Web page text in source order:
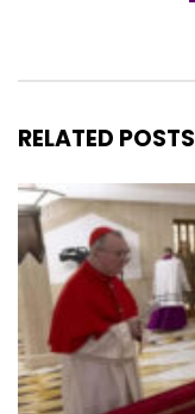
RELATED POSTS